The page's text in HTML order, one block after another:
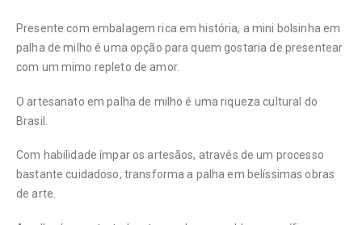
Presente com embalagem rica em história, a mini bolsinha em
palha de milho é uma opção para quem gostaria de presentear
com um mimo repleto de amor.
O artesanato em palha de milho é uma riqueza cultural do
Brasil.
Com habilidade ímpar os artesãos, através de um processo
bastante cuidadoso, transforma a palha em belíssimas obras
de arte.